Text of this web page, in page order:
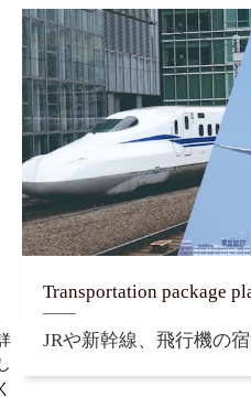
Transportation package
JRや新幹線、⾶⾏機の